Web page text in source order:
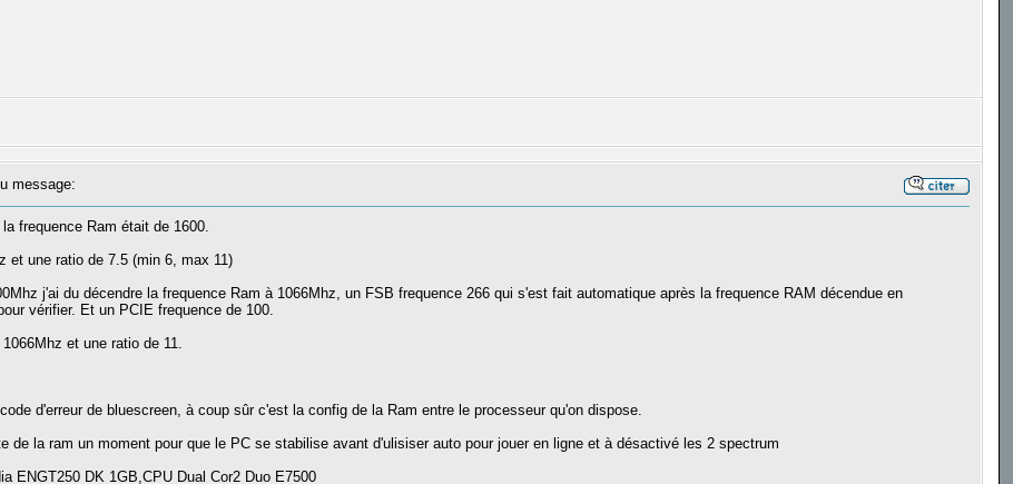
message:
frequence Ram était de 1600.
et une ratio de 7.5 (min 6, max 11)
j'ai du décendre la frequence Ram à 1066Mhz, un FSB frequence 266 qui s'est fait automatique après la frequence RAM décendue en
vérifier. Et un PCIE frequence de 100.
et une ratio de 11.
d'erreur de bluescreen, à coup sûr c'est la config de la Ram entre le processeur qu'on dispose.
de la ram un moment pour que le PC se stabilise avant d'ulisiser auto pour jouer en ligne et à désactivé les 2 spectrum
ENGT250 DK 1GB,CPU Dual Cor2 Duo E7500